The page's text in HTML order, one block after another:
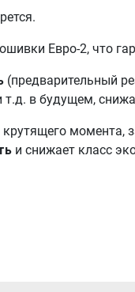
Евро-2, что
(предварительный
в будущем,
крутящего момента,
и снижает класс